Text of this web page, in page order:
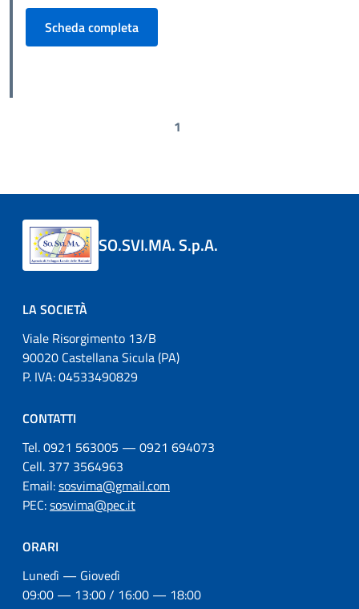
Scheda completa
1
SO.SVI.MA. S.p.A.
LA SOCIETÀ
Viale Risorgimento 13/B
90020 Castellana Sicula (PA)
P. IVA: 04533490829
CONTATTI
Tel. 0921 563005 — 0921 694073
Cell. 377 3564963
Email:sosvima@gmail.com
PEC:sosvima@pec.it
ORARI
Lunedì — Giovedì
09:00 — 13:00 / 16:00 — 18:00